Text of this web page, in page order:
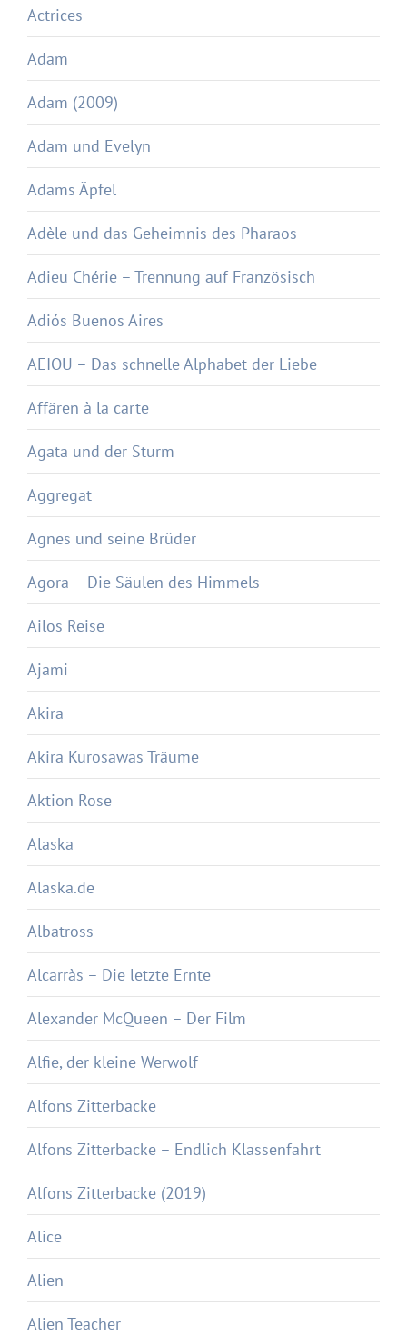
Actrices
Adam
Adam (2009)
Adam und Evelyn
Adams Äpfel
Adèle und das Geheimnis des Pharaos
Adieu Chérie – Trennung auf Französisch
Adiós Buenos Aires
AEIOU – Das schnelle Alphabet der Liebe
Affären à la carte
Agata und der Sturm
Aggregat
Agnes und seine Brüder
Agora – Die Säulen des Himmels
Ailos Reise
Ajami
Akira
Akira Kurosawas Träume
Aktion Rose
Alaska
Alaska.de
Albatross
Alcarràs – Die letzte Ernte
Alexander McQueen – Der Film
Alfie, der kleine Werwolf
Alfons Zitterbacke
Alfons Zitterbacke – Endlich Klassenfahrt
Alfons Zitterbacke (2019)
Alice
Alien
Alien Teacher